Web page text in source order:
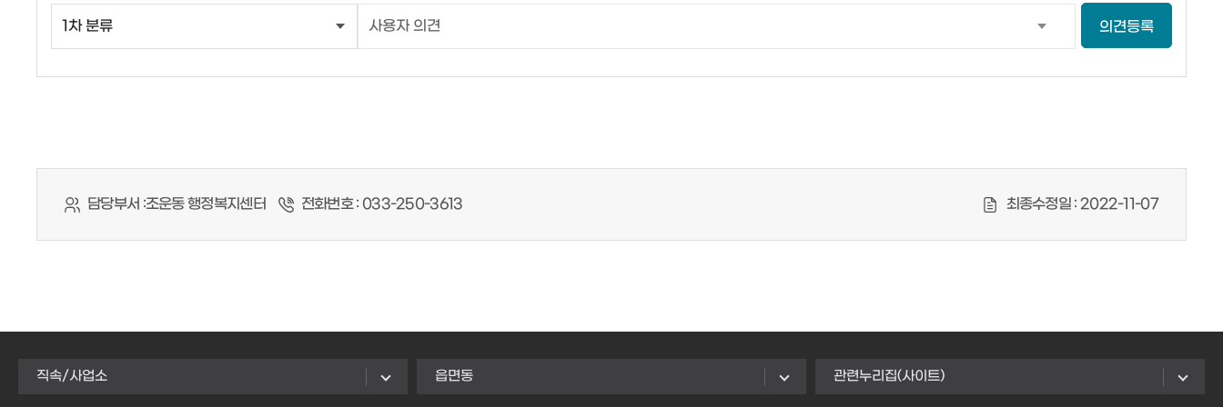
의견등록
담당부서 :조운동 행정복지센터 전화번호 : 033-250-3613 최종수정일 : 2022-11-07
직속/사업소 읍면동 관련누리집(사이트)